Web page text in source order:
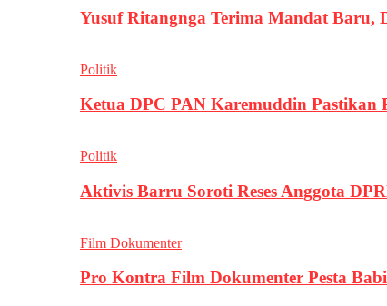
Yusuf Ritangnga Terima Mandat Baru,
Politik
Ketua DPC PAN Karemuddin
Politik
Aktivis Barru Soroti Reses Anggota
Film Dokumenter
Pro Kontra Film Dokumenter Pesta